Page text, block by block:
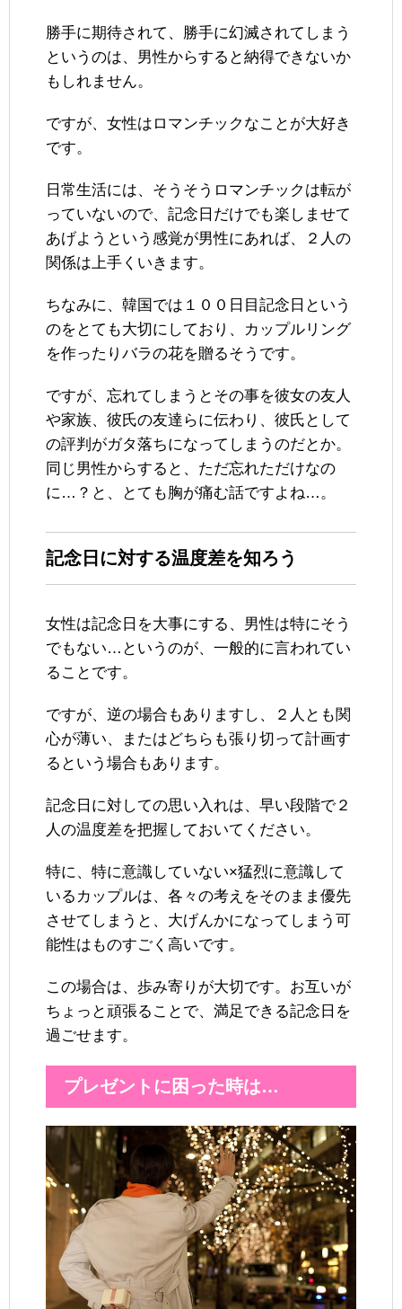
勝手に期待されて、勝手に幻滅されてしまう
というのは、男性からすると納得できないか
もしれません。
ですが、女性はロマンチックなことが大好き
です。
日常生活には、そうそうロマンチックは転が
っていないので、記念日だけでも楽しませて
あげようという感覚が男性にあれば、２人の
関係は上手くいきます。
ちなみに、韓国では１００日目記念日という
のをとても大切にしており、カップルリング
を作ったりバラの花を贈るそうです。
ですが、忘れてしまうとその事を彼女の友人
や家族、彼氏の友達らに伝わり、彼氏として
の評判がガタ落ちになってしまうのだとか。
同じ男性からすると、ただ忘れただけなの
に…？と、とても胸が痛む話ですよね…。
記念日に対する温度差を知ろう
女性は記念日を大事にする、男性は特にそう
でもない…というのが、一般的に言われてい
ることです。
ですが、逆の場合もありますし、２人とも関
心が薄い、またはどちらも張り切って計画す
るという場合もあります。
記念日に対しての思い入れは、早い段階で２
人の温度差を把握しておいてください。
特に、特に意識していない×猛烈に意識して
いるカップルは、各々の考えをそのまま優先
させてしまうと、大げんかになってしまう可
能性はものすごく高いです。
この場合は、歩み寄りが大切です。お互いが
ちょっと頑張ることで、満足できる記念日を
過ごせます。
プレゼントに困った時は…